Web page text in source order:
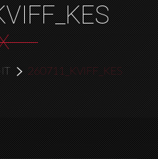
260711_KVIFF_KES